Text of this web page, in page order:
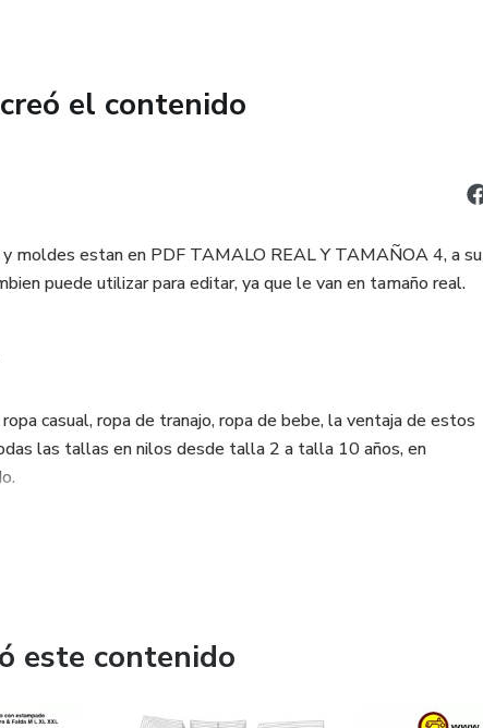
el contenido
moldes estan en PDF TAMALO REAL Y TAMAÑOA 4, a su
puede utilizar para editar, ya que le van en tamaño real.
casual, ropa de tranajo, ropa de bebe, la ventaja de estos
las tallas en nilos desde talla 2 a talla 10 años, en
este contenido